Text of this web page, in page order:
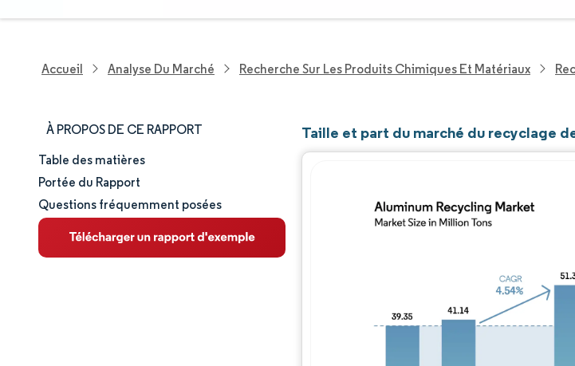
Accueil Analyse Du Marché Recherche Sur Les Produits Chimiques Et Matériaux
À PROPOS DE CE RAPPORT
Taille et part de marché
Analyse du marché
Tendances et perspectives
Table des matières
Portée du Rapport
Questions fréquemment posées
Taille et part du marché du recyclage
Image © Mordor